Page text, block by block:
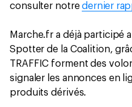
consulter notredernier
Marche.fr a déjà participé
Spotter de la Coalition,
TRAFFIC forment des
signaler les annonces en
produits dérivés.